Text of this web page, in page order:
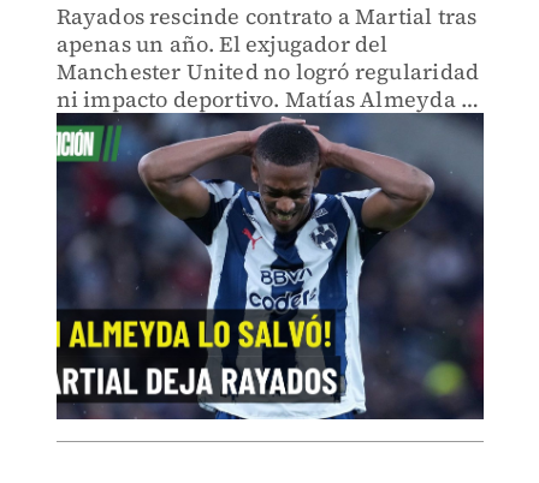
Rayados rescinde contrato a Martial tras
apenas un año. El exjugador del
Manchester United no logró regularidad
ni impacto deportivo. Matías Almeyda y
la directiva priorizan liberar espacio
para refuerzos. ¿Qué salió mal con la
estrella europea